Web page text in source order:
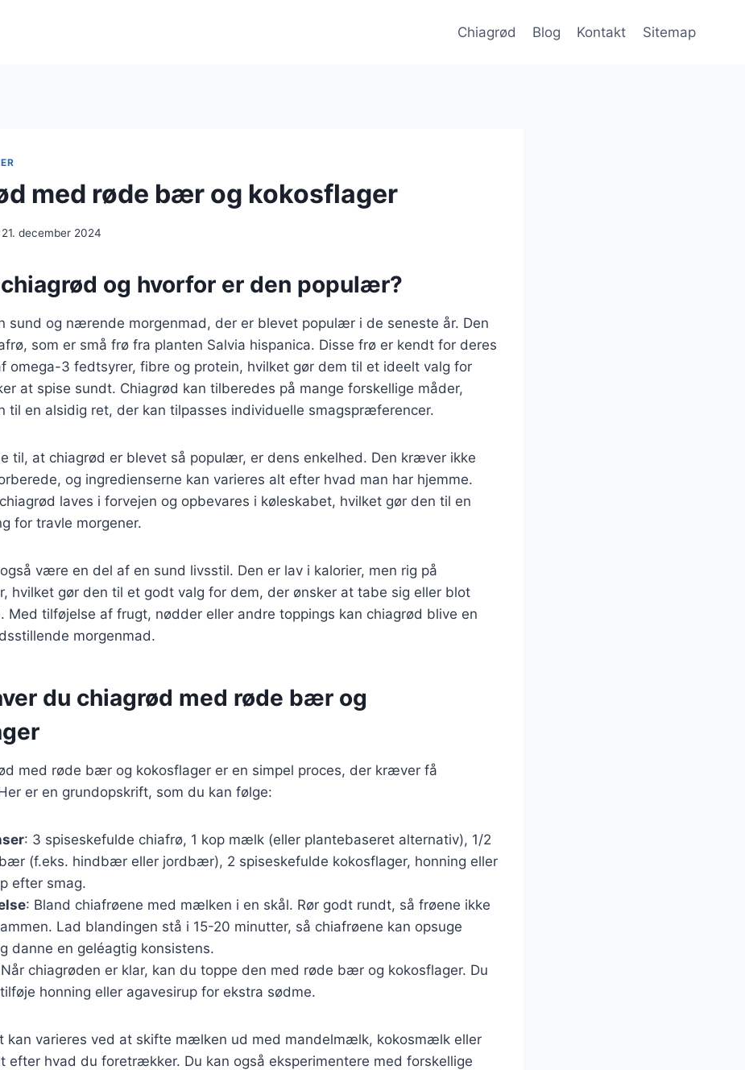
Chiagrød Blog Kontakt Sitemap
med røde bær og kokosflager
21. december 2024
og hvorfor er den populær?
sund og nærende morgenmad, der er blevet populær i de seneste år. Den
som er små frø fra planten Salvia hispanica. Disse frø er kendt for deres
omega-3 fedtsyrer, fibre og protein, hvilket gør dem til et ideelt valg for
at spise sundt. Chiagrød kan tilberedes på mange forskellige måder,
til en alsidig ret, der kan tilpasses individuelle smagspræferencer.
til, at chiagrød er blevet så populær, er dens enkelhed. Den kræver ikke
og ingredienserne kan varieres alt efter hvad man har hjemme.
laves i forvejen og opbevares i køleskabet, hvilket gør den til en
for travle morgener.
være en del af en sund livsstil. Den er lav i kalorier, men rig på
hvilket gør den til et godt valg for dem, der ønsker at tabe sig eller blot
Med tilføjelse af frugt, nødder eller andre toppings kan chiagrød blive en
morgenmad.
du chiagrød med røde bær og
med røde bær og kokosflager er en simpel proces, der kræver få
er en grundopskrift, som du kan følge:
: 3 spiseskefulde chiafrø, 1 kop mælk (eller plantebaseret alternativ), 1/2
(f.eks. hindbær eller jordbær), 2 spiseskefulde kokosflager, honning eller
efter smag.
: Bland chiafrøene med mælken i en skål. Rør godt rundt, så frøene ikke
Lad blandingen stå i 15-20 minutter, så chiafrøene kan opsuge
danne en geléagtig konsistens.
chiagrøden er klar, kan du toppe den med røde bær og kokosflager. Du
honning eller agavesirup for ekstra sødme.
kan varieres ved at skifte mælken ud med mandelmælk, kokosmælk eller
efter hvad du foretrækker. Du kan også eksperimentere med forskellige